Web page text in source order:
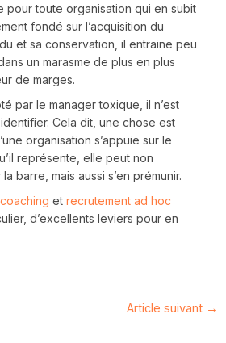
pour toute organisation qui en subit
fondé sur l’acquisition du
et sa conservation, il entraine peu
un marasme de plus en plus
de marges.
par le manager toxique, il n’est
Cela dit, une chose est
organisation s’appuie sur le
représente, elle peut non
barre, mais aussi s’en prémunir.
coaching et recrutement ad hoc
d’excellents leviers pour en
Article suivant →